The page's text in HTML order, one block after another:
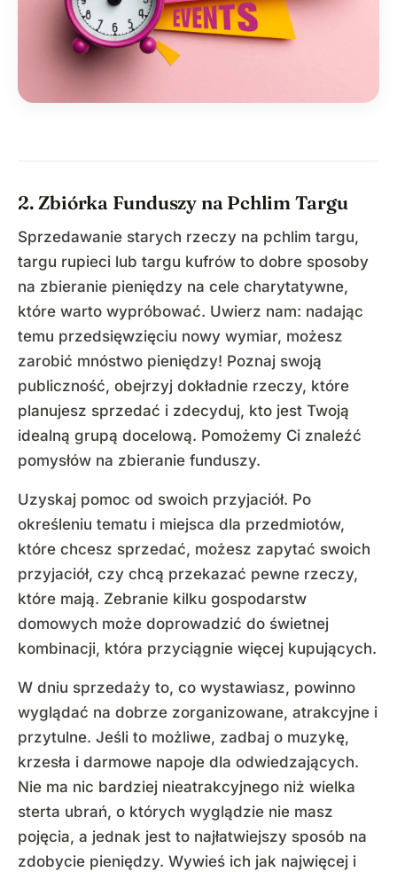
2. Zbiórka Funduszy na Pchlim Targu
Sprzedawanie starych rzeczy na pchlim targu,
targu rupieci lub targu kufrów to dobre sposoby
na zbieranie pieniędzy na cele charytatywne,
które warto wypróbować. Uwierz nam: nadając
temu przedsięwzięciu nowy wymiar, możesz
zarobić mnóstwo pieniędzy! Poznaj swoją
publiczność, obejrzyj dokładnie rzeczy, które
planujesz sprzedać i zdecyduj, kto jest Twoją
idealną grupą docelową. Pomożemy Ci znaleźć
pomysłów na zbieranie funduszy.
Uzyskaj pomoc od swoich przyjaciół. Po
określeniu tematu i miejsca dla przedmiotów,
które chcesz sprzedać, możesz zapytać swoich
przyjaciół, czy chcą przekazać pewne rzeczy,
które mają. Zebranie kilku gospodarstw
domowych może doprowadzić do świetnej
kombinacji, która przyciągnie więcej kupujących.
W dniu sprzedaży to, co wystawiasz, powinno
wyglądać na dobrze zorganizowane, atrakcyjne i
przytulne. Jeśli to możliwe, zadbaj o muzykę,
krzesła i darmowe napoje dla odwiedzających.
Nie ma nic bardziej nieatrakcyjnego niż wielka
sterta ubrań, o których wyglądzie nie masz
pojęcia, a jednak jest to najłatwiejszy sposób na
zdobycie pieniędzy. Wywieś ich jak najwięcej i